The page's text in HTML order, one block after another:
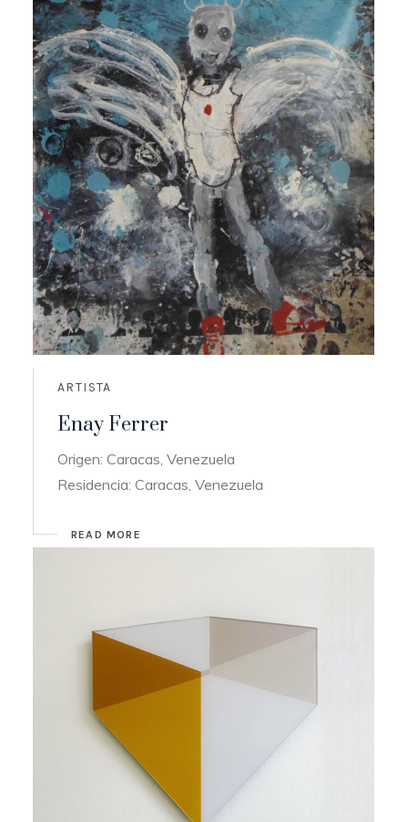
ARTISTA
Enay Ferrer
Origen: Caracas, Venezuela
Residencia: Caracas, Venezuela
READ MORE